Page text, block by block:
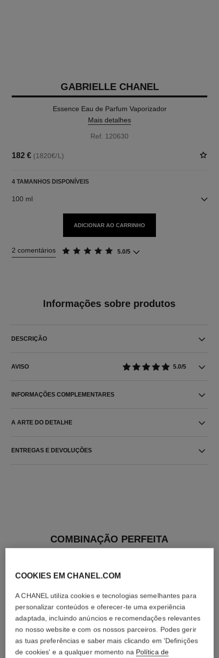
GABRIELLE CHANEL
Essence Eau de Parfum Vaporizador
Mais detalhes
Ref. 120630
182 € (1820€/L)
4 TAMANHOS DISPONÍVEIS
100 ml
ADICIONAR AO CARRINHO
2 comentários 5.0/5
Informações sobre produtos
DESCRIÇÃO
AVISO 5.0/5
INFORMAÇÕES COMPLEMENTARES
A ARTE DO DETALHE
ENTREGAS E DEVOLUÇÕES
COMBINAÇÃO PERFEITA
COOKIES EM CHANEL.COM
A CHANEL utiliza cookies e tecnologias semelhantes para
personalizar conteúdos e oferecer-te uma experiência
adaptada, incluindo anúncios e recomendações relevantes
no nosso website e com os nossos parceiros. Podes gerir
as tuas preferências e saber mais clicando em 'Definições
de cookies' e a qualquer momento na Política de